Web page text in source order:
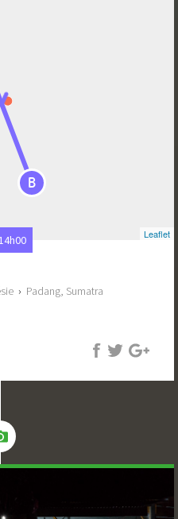
B
Leaflet
› Padang, Sumatra